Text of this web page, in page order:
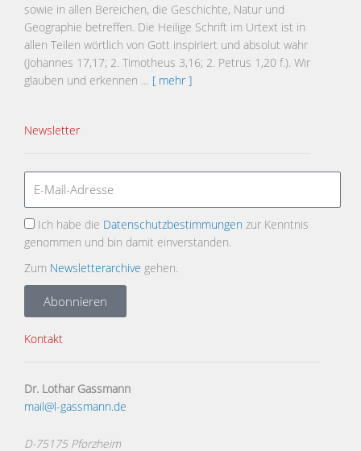
sowie in allen Bereichen, die Geschichte, Natur und
Geographie betreffen. Die Heilige Schrift im Urtext ist in
allen Teilen wörtlich von Gott inspiriert und absolut wahr
(Johannes 17,17; 2. Timotheus 3,16; 2. Petrus 1,20 f.). Wir
glauben und erkennen … [ mehr ]
Newsletter
Ich habe die Datenschutzbestimmungen zur Kenntnis
genommen und bin damit einverstanden.
Zum Newsletterarchive gehen.
Abonnieren
Kontakt
Dr. Lothar Gassmann
mail@l-gassmann.de
D-75175 Pforzheim